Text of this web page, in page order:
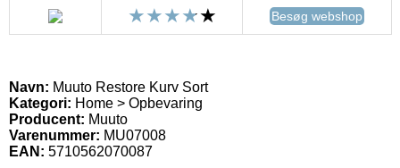
Besøg webshop
Navn: Muuto Restore Kurv Sort
Kategori: Home > Opbevaring
Producent: Muuto
Varenummer: MU07008
EAN: 5710562070087